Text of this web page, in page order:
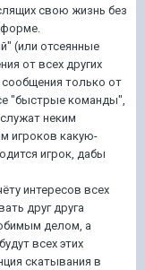
свою жизнь без
форме.
(или отсеянные
от всех других
только от
"быстрые команды",
неким
игроков какую-
игрок, дабы
интересов всех
друг друга
делом, а
всех этих
скатывания в